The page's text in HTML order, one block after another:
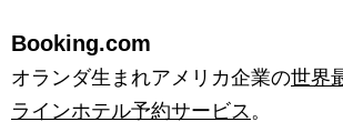
Booking.com
オランダ生まれアメリカ企業の世界
ラインホテル予約サービス 。